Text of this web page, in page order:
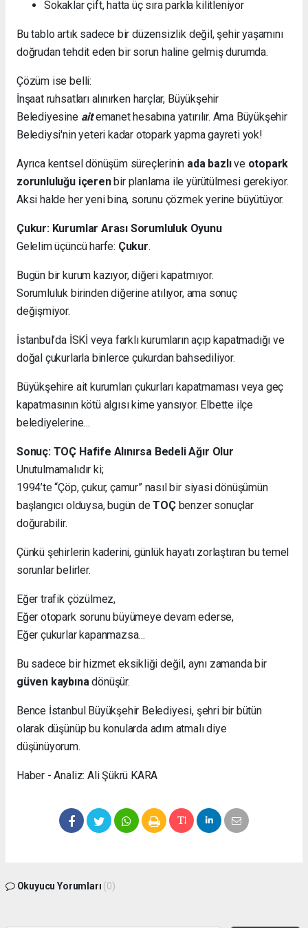
Sokaklar çift, hatta üç sıra parkla kilitleniyor
Bu tablo artık sadece bir düzensizlik değil, şehir yaşamını
doğrudan tehdit eden bir sorun haline gelmiş durumda.
Çözüm ise belli:
İnşaat ruhsatları alınırken harçlar, Büyükşehir
Belediyesine aitemanet hesabına yatırılır. Ama Büyükşehir
Belediysi'nin yeteri kadar otopark yapma gayreti yok!
Ayrıca kentsel dönüşüm süreçlerinin ada bazlıve otopark
zorunluluğu içerenbir planlama ile yürütülmesi gerekiyor.
Aksi halde her yeni bina, sorunu çözmek yerine büyütüyor.
Çukur: Kurumlar Arası Sorumluluk Oyunu
Gelelim üçüncü harfe: Çukur.
Bugün bir kurum kazıyor, diğeri kapatmıyor.
Sorumluluk birinden diğerine atılıyor, ama sonuç
değişmiyor.
İstanbul’da İSKİ veya farklı kurumların açıp kapatmadığı ve
doğal çukurlarla binlerce çukurdan bahsediliyor.
Büyükşehire ait kurumları çukurları kapatmaması veya geç
kapatmasının kötü algısı kime yansıyor. Elbette ilçe
belediyelerine…
Sonuç: TOÇ Hafife Alınırsa Bedeli Ağır Olur
Unutulmamalıdır ki;
1994’te “Çöp, çukur, çamur” nasıl bir siyasi dönüşümün
başlangıcı olduysa, bugün deTOÇbenzer sonuçlar
doğurabilir.
Çünkü şehirlerin kaderini, günlük hayatı zorlaştıran bu temel
sorunlar belirler.
Eğer trafik çözülmez,
Eğer otopark sorunu büyümeye devam ederse,
Eğer çukurlar kapanmazsa…
Bu sadece bir hizmet eksikliği değil, aynı zamanda bir
güven kaybınadönüşür.
Bence İstanbul Büyükşehir Belediyesi, şehri bir bütün
olarak düşünüp bu konularda adım atmalı diye
düşünüyorum.
Haber - Analiz: Ali Şükrü KARA
Okuyucu Yorumları (0)